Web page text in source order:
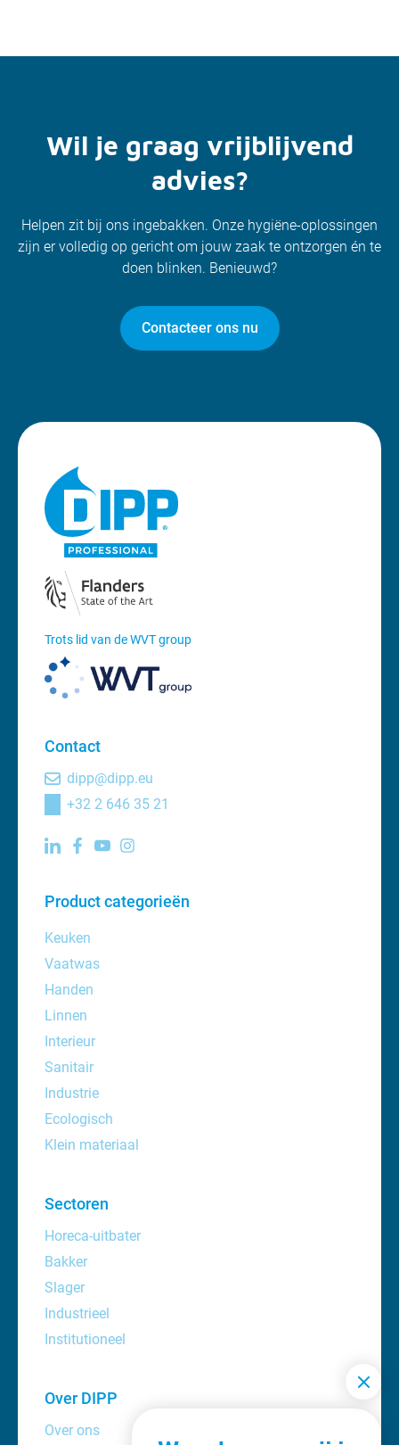
Wil je graag vrijblijvend
advies?
Helpen zit bij ons ingebakken. Onze hygiëne-oplossingen
zijn er volledig op gericht om jouw zaak te ontzorgen én te
doen blinken. Benieuwd?
Contacteer ons nu
Trots lid van de WVT group
Contact
dipp@dipp.eu
+32 2 646 35 21
Product categorieën
Keuken
Vaatwas
Handen
Linnen
Interieur
Sanitair
Industrie
Ecologisch
Klein materiaal
Sectoren
Horeca-uitbater
Bakker
Slager
Industrieel
Institutioneel
Over DIPP
Over ons